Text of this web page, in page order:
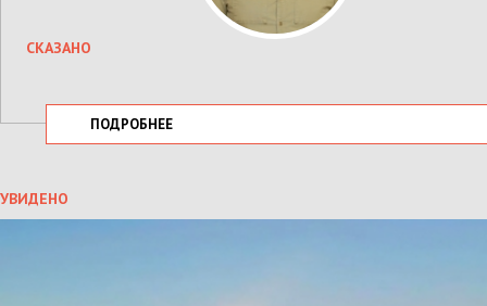
СКАЗАНО
ПОДРОБНЕЕ
УВИДЕНО